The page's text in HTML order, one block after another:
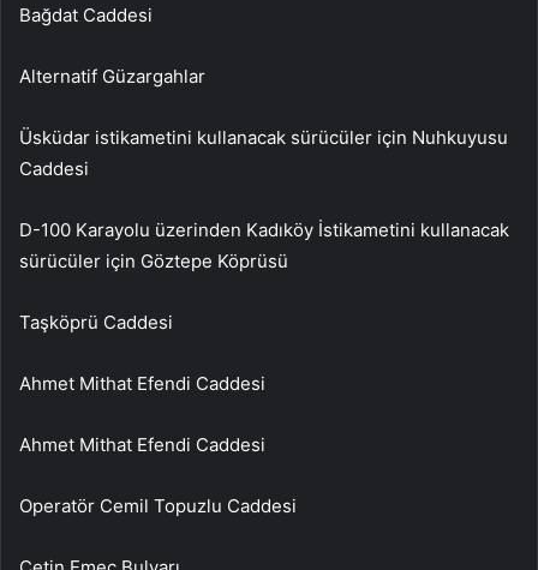
Bağdat Caddesi
Alternatif Güzargahlar
Üsküdar istikametini kullanacak sürücüler için Nuhkuyusu
Caddesi
D-100 Karayolu üzerinden Kadıköy İstikametini kullanacak
sürücüler için Göztepe Köprüsü
Taşköprü Caddesi
Ahmet Mithat Efendi Caddesi
Ahmet Mithat Efendi Caddesi
Operatör Cemil Topuzlu Caddesi